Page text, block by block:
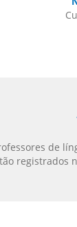
de
registrados